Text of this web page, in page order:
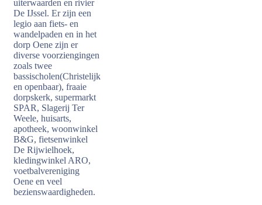
uiterwaarden en rivier
De IJssel. Er zijn een
legio aan fiets- en
wandelpaden en in het
dorp Oene zijn er
diverse voorziengingen
zoals twee
bassischolen(Christelijk
en openbaar), fraaie
dorpskerk, supermarkt
SPAR, Slagerij Ter
Weele, huisarts,
apotheek, woonwinkel
B&G, fietsenwinkel
De Rijwielhoek,
kledingwinkel ARO,
voetbalvereniging
Oene en veel
bezienswaardigheden.